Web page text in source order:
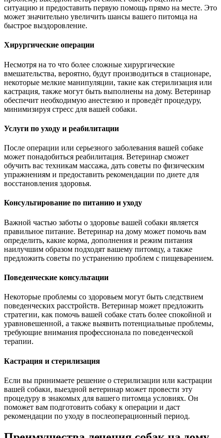
ситуацию и предоставить первую помощь прямо на месте. Это
может значительно увеличить шансы вашего питомца на
быстрое выздоровление.
Хирургические операции
Несмотря на то что более сложные хирургические
вмешательства, вероятно, будут производиться в стационаре,
некоторые мелкие манипуляции, такие как стерилизация или
кастрация, также могут быть выполнены на дому. Ветеринар
обеспечит необходимую анестезию и проведёт процедуру,
минимизируя стресс для вашей собаки.
Услуги по уходу и реабилитации
После операции или серьезного заболевания вашей собаке
может понадобиться реабилитация. Ветеринар сможет
обучить вас техникам массажа, дать советы по физическим
упражнениям и предоставить рекомендации по диете для
восстановления здоровья.
Консультирование по питанию и уходу
Важной частью заботы о здоровье вашей собаки является
правильное питание. Ветеринар на дому может помочь вам
определить, какие корма, дополнения и режим питания
наилучшим образом подходят вашему питомцу, а также
предложить советы по устранению проблем с пищеварением.
Поведенческие консультации
Некоторые проблемы со здоровьем могут быть следствием
поведенческих расстройств. Ветеринар может предложить
стратегии, как помочь вашей собаке стать более спокойной и
уравновешенной, а также выявить потенциальные проблемы,
требующие внимания профессионала по поведенческой
терапии.
Кастрация и стерилизация
Если вы принимаете решение о стерилизации или кастрации
вашей собаки, выездной ветеринар может провести эту
процедуру в знакомых для вашего питомца условиях. Он
поможет вам подготовить собаку к операции и даст
рекомендации по уходу в послеоперационный период.